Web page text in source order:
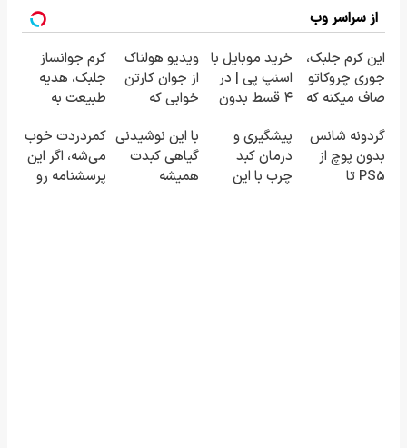
از سراسر وب
این کرم جلبک،
جوری چروکاتو
صاف میکنه که
کردی!(تخفیف
ویژه)
خرید موبایل با
اسنپ پی | در
۴ قسط بدون
ویدیو هولناک
از جوان کارتن
خوابی که
آموزش رایگان
کرم جوانساز
جلبک، هدیه
طبیعت به
تخفیف ویژه)
گردونه شانس
بدون پوچ از
PS5 تا
پیشگیری و
درمان کبد
چرب با این
با این نوشیدنی
گیاهی کبدت
همیشه
کمردردت خوب
می‌شه، اگر این
پرسشنامه رو